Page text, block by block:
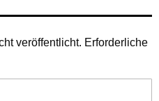
veröffentlicht. Erforderliche